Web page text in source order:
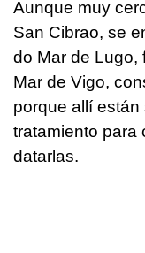
Aunque muy
San Cibrao, se
do Mar de Lugo,
Mar de Vigo,
porque allí
tratamiento para
datarlas.